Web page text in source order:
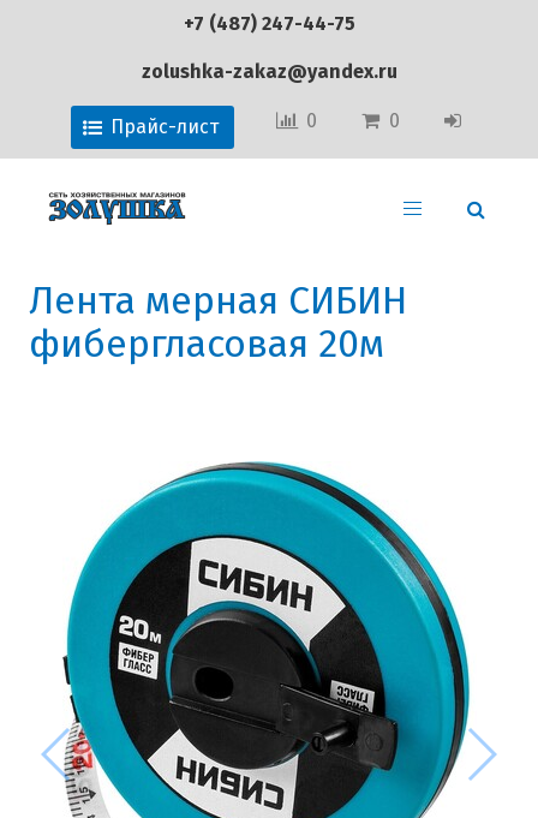
+7 (487) 247-44-75
zolushka-zakaz@yandex.ru
Прайс-лист 0 0
Лента мерная СИБИН
фибергласовая 20м